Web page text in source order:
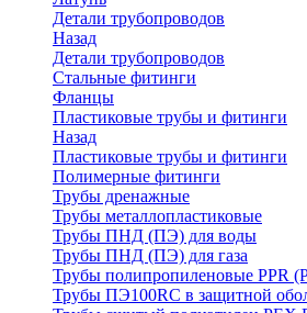
Детали трубопроводов
Назад
Детали трубопроводов
Стальные фитинги
Фланцы
Пластиковые трубы и фитинги
Назад
Пластиковые трубы и фитинги
Полимерные фитинги
Трубы дренажные
Трубы металлопластиковые
Трубы ПНД (ПЭ) для воды
Трубы ПНД (ПЭ) для газа
Трубы полипропиленовые PPR
Трубы ПЭ100RC в защитной